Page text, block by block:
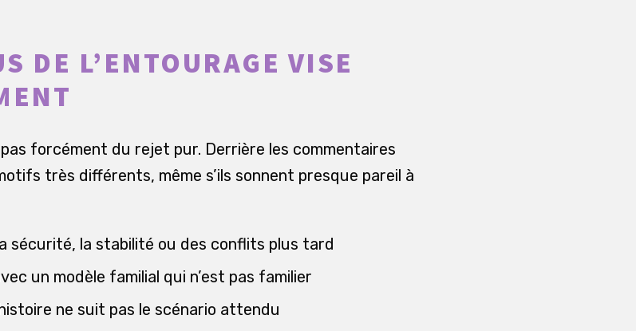
DE L’ENTOURAGE VISE
forcément du rejet pur. Derrière les commentaires
très différents, même s’ils sonnent presque pareil à
sécurité, la stabilité ou des conflits plus tard
un modèle familial qui n’est pas familier
ne suit pas le scénario attendu